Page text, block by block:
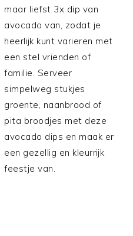
maar liefst 3x dip van
avocado van, zodat je
heerlijk kunt varieren met
een stel vrienden of
familie. Serveer
simpelweg stukjes
groente, naanbrood of
pita broodjes met deze
avocado dips en maak er
een gezellig en kleurrijk
feestje van.